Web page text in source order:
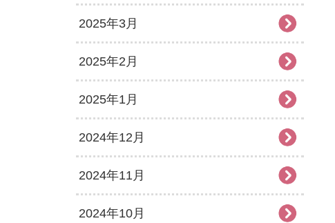
2025年3月
2025年2月
2025年1月
2024年12月
2024年11月
2024年10月